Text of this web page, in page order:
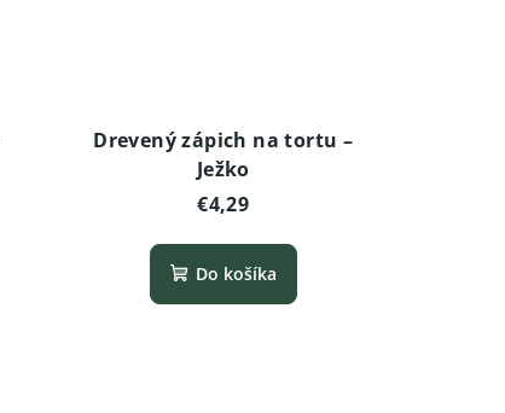
Drevený zápich na tortu –
Ježko
€4,29
Do košíka